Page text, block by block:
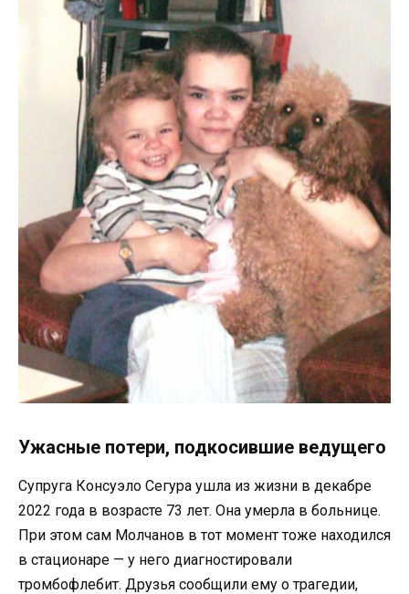
Ужасные потери, подкосившие ведущего
Супруга Консуэло Сегура ушла из жизни в декабре
2022 года в возрасте 73 лет. Она умерла в больнице.
При этом сам Молчанов в тот момент тоже находился
в стационаре — у него диагностировали
тромбофлебит. Друзья сообщили ему о трагедии,